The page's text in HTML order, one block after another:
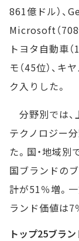
861億ドル）、
Microsoft（708
トヨタ自動車（
モ（45位）、キ
ク入りした。
分野別では、
テクノロジー
た。国・地域
国ブランドの
計が51％増。一
ランド価値は7
トップ25ブラン